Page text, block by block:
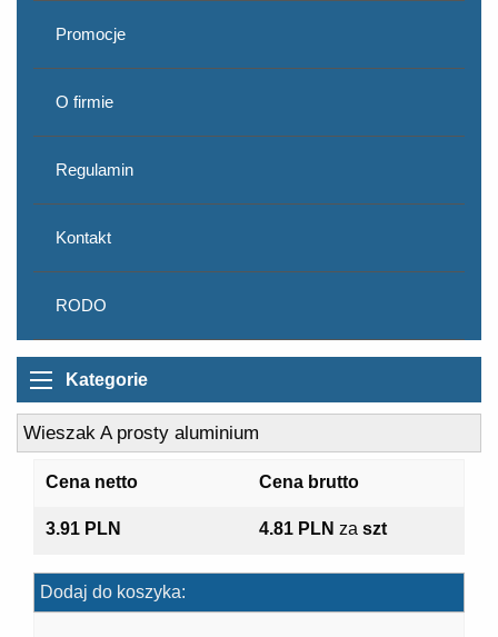
Promocje
O firmie
Regulamin
Kontakt
RODO
Kategorie
Wieszak A prosty aluminium
Cena netto Cena brutto
3.91 PLN 4.81 PLN za szt
Dodaj do koszyka: